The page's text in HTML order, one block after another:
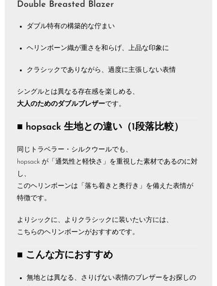
Double Breasted Blazer
ダブル特有の構築的な佇まい
ヘリンボーン織が重さを和らげ、上品な印象に
クラシックでありながら、過度に主張しない表情
シングルとは異なる存在感を楽しめる、
大人のためのダブルブレザーです。
■ hopsack 生地との違い（1段落比較）
同じトラベラー・シルクウールでも、
hopsack が「通気性と軽快さ」を重視した素材であるのに対
し、
このヘリンボーンは「落ち着きと奥行き」を備えた表情が
特徴です。
よりシックに、よりクラシックに装いたい方には、
こちらのヘリンボーンがおすすめです。
■ こんな方におすすめ
無地とは異なる、さりげない表情のブレザーをお探しの